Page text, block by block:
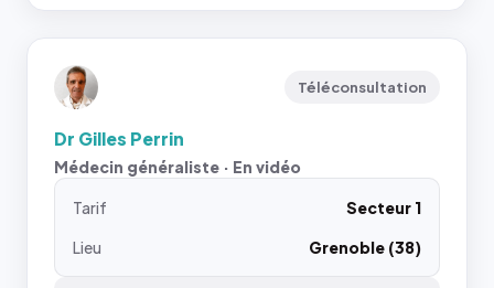
Téléconsultation
Dr Gilles Perrin
Médecin généraliste · En vidéo
Tarif
Secteur 1
Lieu
Grenoble (38)